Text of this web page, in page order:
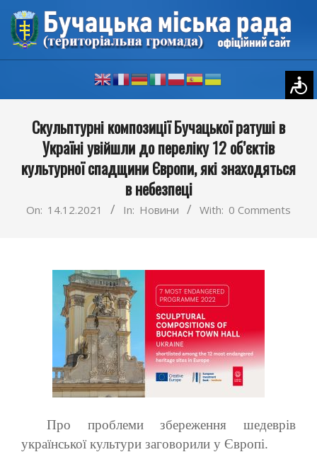
Skip
content
NavigationСкульптурні композиції Бучацької ратуші в
Україні увійшли до переліку 12 об’єктів
культурної спадщини Європи, які знаходяться
в небезпеці
On: 14.12.2021 In: Новини With: 0 Comments
Про проблеми збереження шедеврів
української культури заговорили у Європі.